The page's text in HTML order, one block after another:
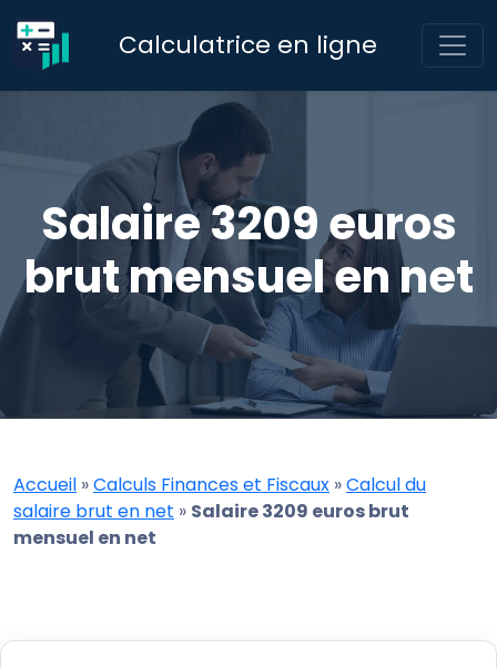
Calculatrice en ligne
Salaire 3209 euros
brut mensuel en net
Accueil »Calculs Finances et Fiscaux »Calcul du
salaire brut en net » Salaire 3209 euros brut
mensuel en net